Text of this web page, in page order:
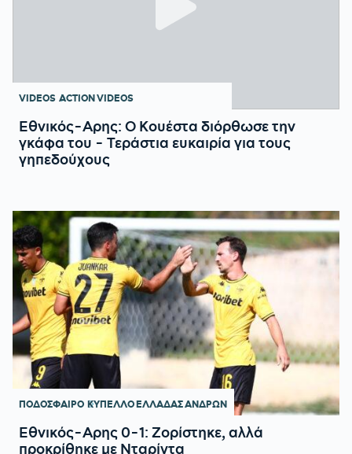
VIDEOS ACTION VIDEOS
Εθνικός-Αρης: Ο Κουέστα διόρθωσε την
γκάφα του - Τεράστια ευκαιρία για τους
γηπεδούχους
ΠΟΔΟΣΦΑΙΡΟ ΚΥΠΕΛΛΟ ΕΛΛΑΔΑΣ ΑΝΔΡΩΝ
Eθνικός-Αρης 0-1: Ζορίστηκε, αλλά
προκρίθηκε με Νταρίντα